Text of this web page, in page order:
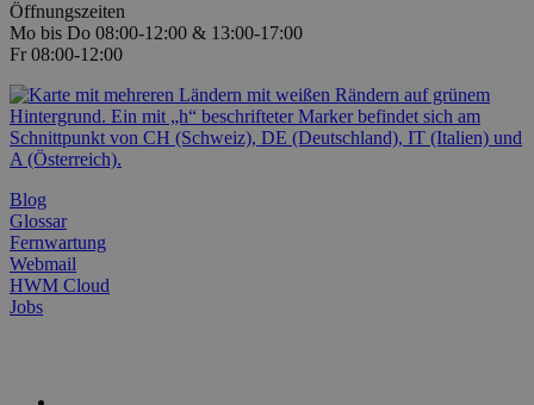
Öffnungszeiten
Mo bis Do 08:00-12:00 & 13:00-17:00
Fr 08:00-12:00
Blog
Glossar
Fernwartung
Webmail
HWM Cloud
Jobs